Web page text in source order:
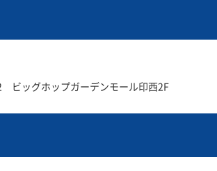
ビッグホップガーデンモール印西2F